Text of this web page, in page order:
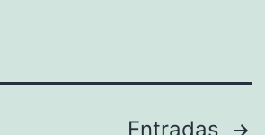
Entradas